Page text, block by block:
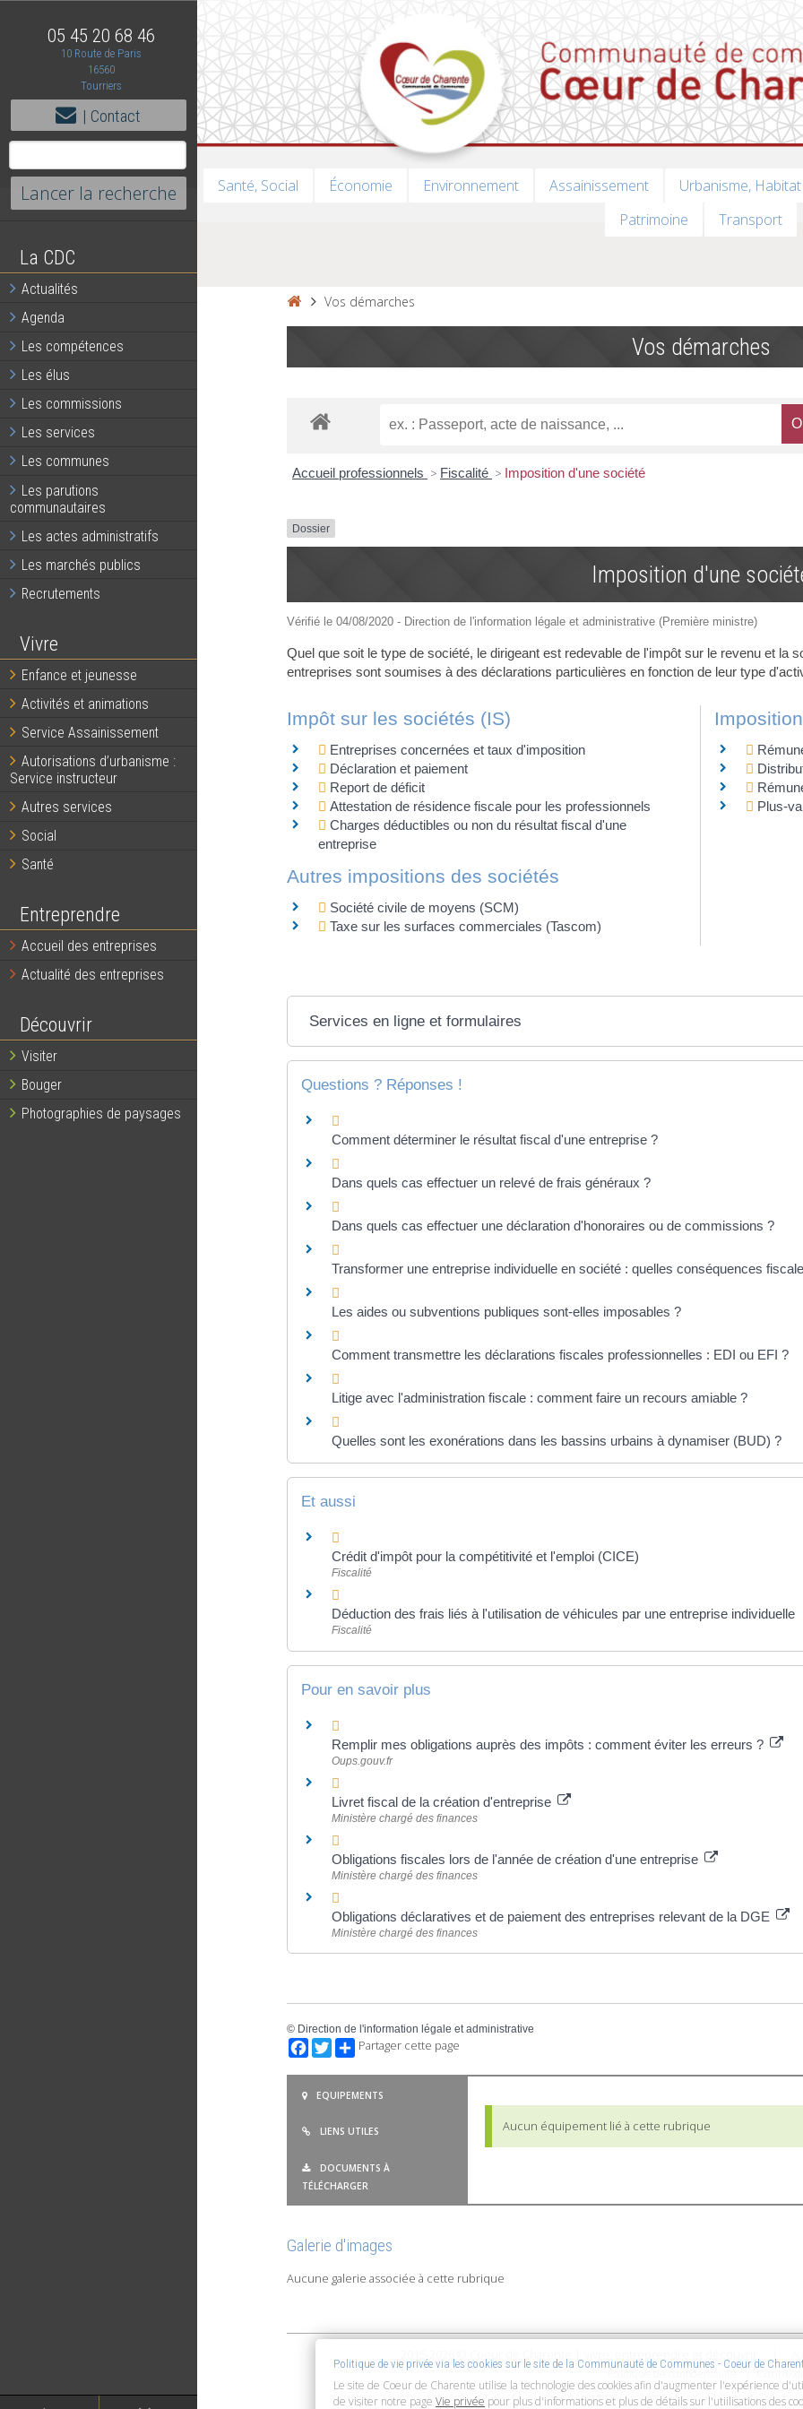
05 45 20 68 46
10 Route de Paris
16560
Tourriers
| Contact
La CDC
Actualités
Agenda
Les compétences
Les élus
Les commissions
Les services
Les communes
Les parutions
communautaires
Les actes administratifs
Les marchés publics
Recrutements
Vivre
Enfance et jeunesse
Activités et animations
Service Assainissement
Autorisations d’urbanisme :
Service instructeur
Autres services
Social
Santé
Entreprendre
Accueil des entreprises
Actualité des entreprises
Découvrir
Visiter
Bouger
Photographies de paysages
Santé, Social Économie Environnement Assainissement
Urbanisme, Habitat
Patrimoine
Transport
Vos démarches
Vos démarches
Accueil professionnels > Fiscalité > Imposition d'une société
Dossier
Imposition d'une
Vérifié le 04/08/2020 - Direction de l'information légale et administrative (Première ministre)
Quel que soit le type de société, le dirigeant est redevable de l'impôt sur le revenu et la
entreprises sont soumises à des déclarations particulières en fonction de leur type
Impôt sur les sociétés (IS)
Entreprises concernées et taux d'imposition
Déclaration et paiement
Report de déficit
Attestation de résidence fiscale pour les professionnels
Charges déductibles ou non du résultat fiscal d'une
entreprise
Plus-
Autres impositions des sociétés
Société civile de moyens (SCM)
Taxe sur les surfaces commerciales (Tascom)
Services en ligne et formulaires
Questions ? Réponses !
Comment déterminer le résultat fiscal d'une entreprise ?
Dans quels cas effectuer un relevé de frais généraux ?
Dans quels cas effectuer une déclaration d'honoraires ou de commissions ?
Transformer une entreprise individuelle en société : quelles conséquences
Les aides ou subventions publiques sont-elles imposables ?
Comment transmettre les déclarations fiscales professionnelles : EDI ou EFI ?
Litige avec l'administration fiscale : comment faire un recours amiable ?
Quelles sont les exonérations dans les bassins urbains à dynamiser (BUD) ?
Et aussi
Crédit d'impôt pour la compétitivité et l'emploi (CICE)
Fiscalité
Déduction des frais liés à l'utilisation de véhicules par une entreprise individuelle
Fiscalité
Pour en savoir plus
Remplir mes obligations auprès des impôts : comment éviter les erreurs ?
Oups.gouv.fr
Livret fiscal de la création d'entreprise
Ministère chargé des finances
Obligations fiscales lors de l'année de création d'une entreprise
Ministère chargé des finances
Obligations déclaratives et de paiement des entreprises relevant de la DGE
Ministère chargé des finances
© Direction de l'information légale et administrative
Facebook
TwitterPartager cette page
EQUIPEMENTS
LIENS UTILES
DOCUMENTS À
TÉLÉCHARGER
Aucun équipement lié à cette rubrique
Galerie d'images
Aucune galerie associée à cette rubrique
Politique de vie privée via les cookies sur le site de la Communauté de Communes - Coeur de
Le site de Coeur de Charente utilise la technologie des cookies afin d'augmenter l'expérience
de visiter notre page Vie privée pour plus d'informations et plus de détails sur l'utiilisations des